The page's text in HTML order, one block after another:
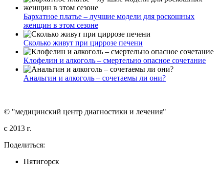
Бархатное платье – лучшие модели для роскошных
женщин в этом сезоне
Сколько живут при циррозе печени
Клофелин и алкоголь – смертельно опасное сочетание
Анальгин и алкоголь – сочетаемы ли они?
© "медицинский центр диагностики и лечения"
c 2013 г.
Поделиться:
Пятигорск